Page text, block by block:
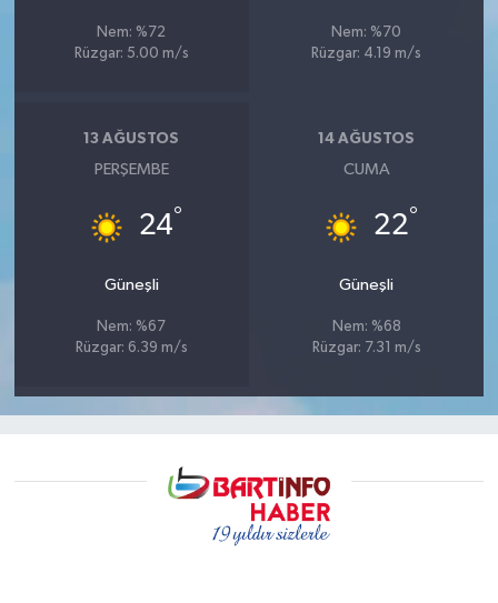
Nem: %72
Rüzgar: 5.00 m/s
Nem: %70
Rüzgar: 4.19 m/s
13 AĞUSTOS
PERŞEMBE
24°
Güneşli
Nem: %67
Rüzgar: 6.39 m/s
14 AĞUSTOS
CUMA
22°
Güneşli
Nem: %68
Rüzgar: 7.31 m/s